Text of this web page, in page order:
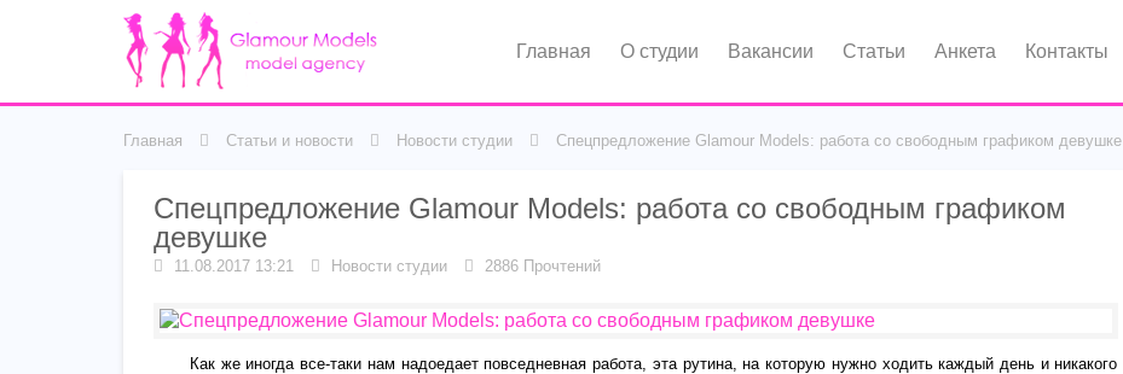
Главная О студии Вакансии Статьи Анкета Контакты
Главная Статьи и новости Новости студии Спецпредложение Glamour Models: работа со свободным графиком девушке
Спецпредложение Glamour Models: работа со свободным графиком
девушке
11.08.2017 13:21 Новости студии 2886 Прочтений
Как же иногда все-таки нам надоедает повседневная работа, эта рутина, на которую нужно ходить каждый день и никакого